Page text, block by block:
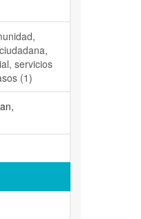
servicios
(1)